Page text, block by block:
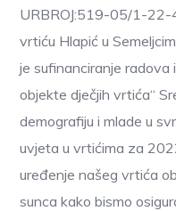
URBROJ:519-05/1-22-
vrtiću Hlapić u
je sufinanciranje radova
objekte dječjih vrtića“
demografiju i mlade u
uvjeta u vrtićima za
uređenje našeg vrtića
sunca kako bismo